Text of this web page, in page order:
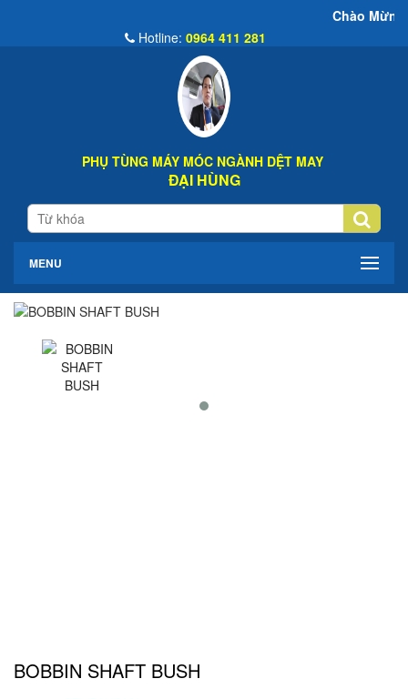
Chào Mừng Đến Website
Hotline: 0964 411 281
PHỤ TÙNG MÁY MÓC NGÀNH DỆT MAY
ĐẠI HÙNG
MENU
BOBBIN SHAFT BUSH